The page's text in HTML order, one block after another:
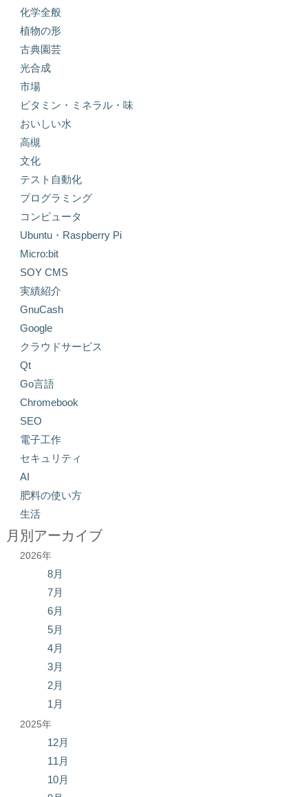
化学全般
植物の形
古典園芸
光合成
市場
ビタミン・ミネラル・味
おいしい水
高槻
文化
テスト自動化
プログラミング
コンピュータ
Ubuntu・Raspberry Pi
Micro:bit
SOY CMS
実績紹介
GnuCash
Google
クラウドサービス
Qt
Go言語
Chromebook
SEO
電子工作
セキュリティ
AI
肥料の使い方
生活
月別アーカイブ
2026年
8月
7月
6月
5月
4月
3月
2月
1月
2025年
12月
11月
10月